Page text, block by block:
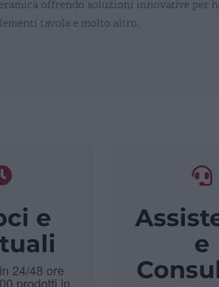
offrendo soluzioni innovative per
tavola e molto altro.
e
24/48 ore
prodotti in
e